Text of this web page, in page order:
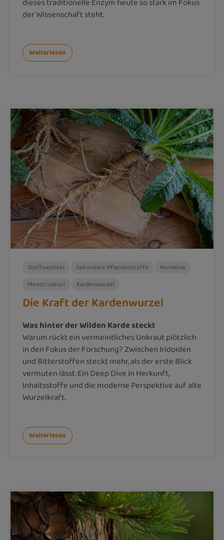
der Wissenschaft steht.
Weiterlesen
Stoffwechsel Sekundäre Pflanzenstoffe
Hormone
Menstruation
Kardenwurzel
Die Kraft der Kardenwurzel
Was hinter der Wilden Karde steckt
Warum rückt ein vermeintliches Unkraut plötzlich
in den Fokus der Forschung? Zwischen Iridoiden
und Bitterstoffen steckt mehr, als der erste Blick
vermuten lässt. Ein Deep Dive in Herkunft,
Inhaltsstoffe und die moderne Perspektive auf alte
Wurzelkraft.
Weiterlesen